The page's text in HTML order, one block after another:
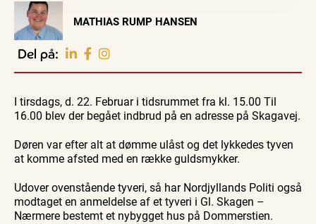
Visit Vendsyssel
EVENTKALENDER
Oplev events i
Vendsyssel
natur og lokale events.
Se events
på
Naturhistorisk
Museum
6. aug.
Skagen
Bedford
fra 1937
6. aug.
MATHIAS RUMP HANSEN
Del på:
I tirsdags, d. 22. Februar i tidsrummet fra kl. 15.00 Til
16.00 blev der begået indbrud på en adresse på Skagavej.
Døren var efter alt at dømme ulåst og det lykkedes tyven
at komme afsted med en række guldsmykker.
Udover ovenstående tyveri, så har Nordjyllands Politi også
modtaget en anmeldelse af et tyveri i Gl. Skagen –
Nærmere bestemt et nybygget hus på Dommerstien.